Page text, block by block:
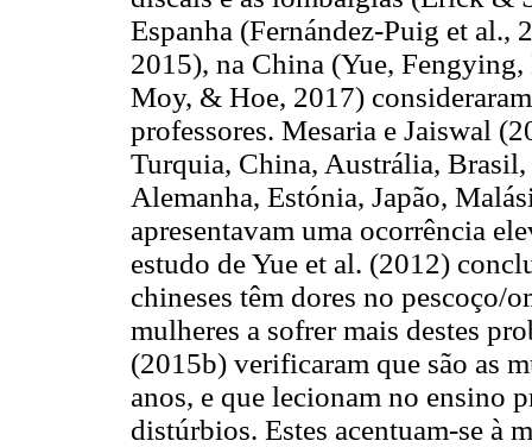
Espanha (Fernández-Puig et al.,
2015), na China (Yue,
Moy, & Hoe, 2017)
professores. Mesaria e Jaiswal
Turquia, China, Austrália,
Alemanha, Estónia, Japão,
apresentavam uma ocorrência
estudo de Yue et al. (2012)
chineses têm dores no pescoço/
mulheres a sofrer mais destes
(2015b) verificaram que são as
anos, e que lecionam no ensino
distúrbios. Estes acentuam-se à